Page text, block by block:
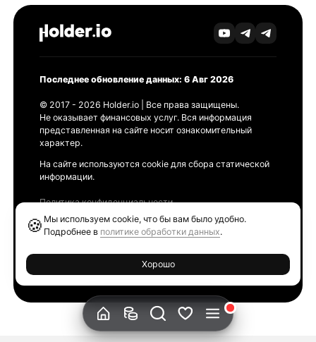
Последнее обновление данных: 6 Авг 2026
© 2017 - 2026 Holder.io | Все права защищены.
Не оказывает финансовых услуг. Вся информация
представленная на сайте носит ознакомительный
характер.
На сайте используются cookie для сбора статической
информации.
Политика конфиденциальности
Правила использования
Политика обработки персональных данных
🍪 Мы используем cookie, что бы вам было удобно.
Подробнее в политике обработки данных.
Хорошо
Продукты
Ethereum GAS Tracker